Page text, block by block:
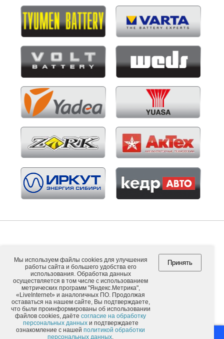
Copyright © 2026. ООО "ВНЕШПОСЫЛТОРГ".
Мы используем файлы cookies для улучшения
работы сайта и большего удобства его
использования. Обработка данных
осуществляется в том числе с использованием
метрических программ "Яндекс.Метрика",
«LiveInternet» и аналогичных ПО. Продолжая
оставаться на нашем сайте, Вы подтверждаете,
что были проинформированы об использовании
файлов cookies, даёте согласие на обработку
персональных данныхи подтверждаете
ознакомление с нашей политикой обработки
персональных данных.
Принять
Москва
Обычная версия